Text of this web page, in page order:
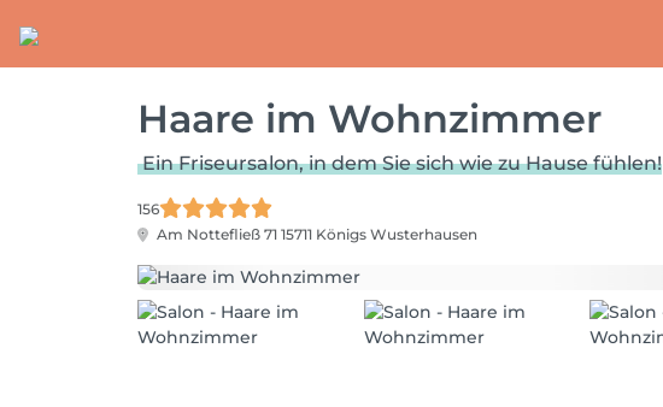
Haare im Wohnzimmer
Ein Friseursalon, in dem Sie sich wie zu Hause fühlen!
156
Am Nottefließ 71 15711 Königs Wusterhausen